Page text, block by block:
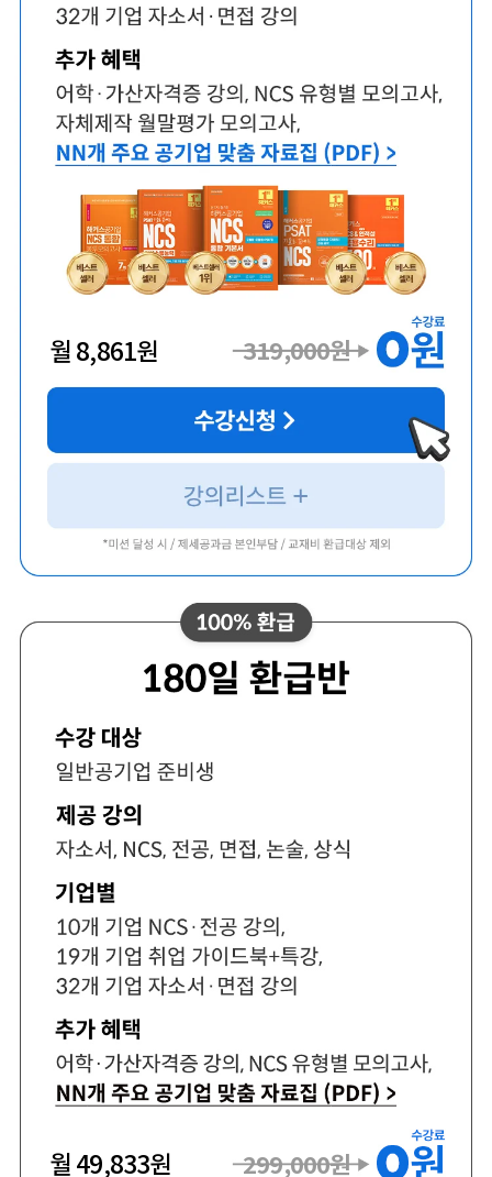
월 8,861원 319,000원
월 49,833원 299,000원